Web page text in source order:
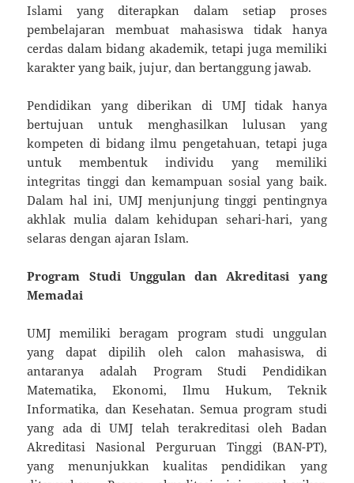
Islami yang diterapkan dalam setiap proses
pembelajaran membuat mahasiswa tidak hanya
cerdas dalam bidang akademik, tetapi juga memiliki
karakter yang baik, jujur, dan bertanggung jawab.
Pendidikan yang diberikan di UMJ tidak hanya
bertujuan untuk menghasilkan lulusan yang
kompeten di bidang ilmu pengetahuan, tetapi juga
untuk membentuk individu yang memiliki
integritas tinggi dan kemampuan sosial yang baik.
Dalam hal ini, UMJ menjunjung tinggi pentingnya
akhlak mulia dalam kehidupan sehari-hari, yang
selaras dengan ajaran Islam.
Program Studi Unggulan dan Akreditasi yang
Memadai
UMJ memiliki beragam program studi unggulan
yang dapat dipilih oleh calon mahasiswa, di
antaranya adalah Program Studi Pendidikan
Matematika, Ekonomi, Ilmu Hukum, Teknik
Informatika, dan Kesehatan. Semua program studi
yang ada di UMJ telah terakreditasi oleh Badan
Akreditasi Nasional Perguruan Tinggi (BAN-PT),
yang menunjukkan kualitas pendidikan yang